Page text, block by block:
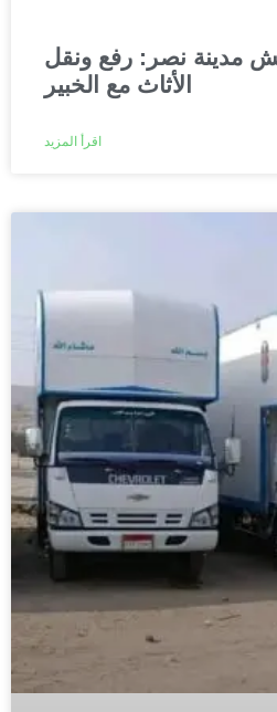
مدينة نصر: رفع ونقل
الأثاث مع الخبير
اقرأ المزيد